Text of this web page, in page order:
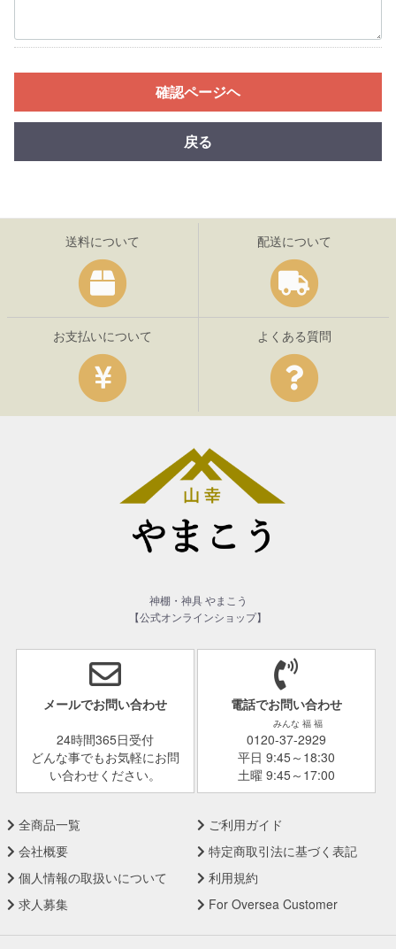
確認ページヘ
戻る
送料について 配送について
お支払いについて よくある質問
神棚・神具 やまこう
【公式オンラインショップ】
メールでお問い合わせ
24時間365日受付
どんな事でもお気軽にお問
い合わせください。
電話でお問い合わせ
みんな 福 福
0120-37-2929
平日 9:45～18:30
土曜 9:45～17:00
全商品一覧
ご利用ガイド
会社概要
特定商取引法に基づく表記
個人情報の取扱いについて
利用規約
求人募集
For Oversea Customer